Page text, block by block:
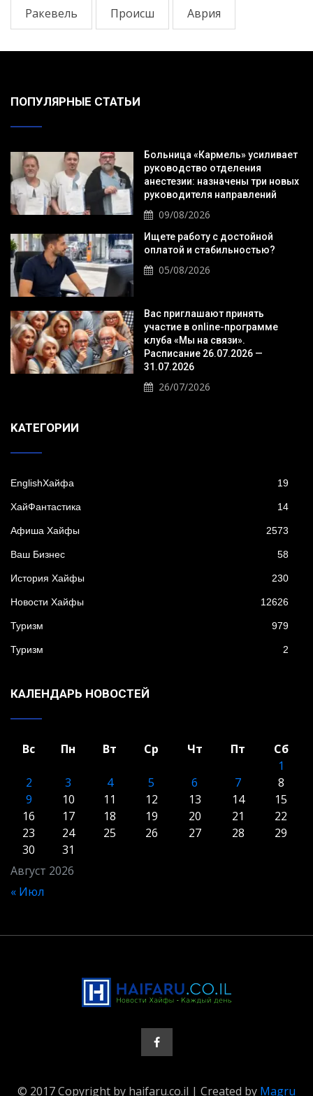
Ракевель Происш Аврия
ПОПУЛЯРНЫЕ СТАТЬИ
Больница «Кармель» усиливает
руководство отделения
анестезии: назначены три новых
руководителя направлений
09/08/2026
Ищете работу с достойной
оплатой и стабильностью?
05/08/2026
Вас приглашают принять
участие в online-программе
клуба «Мы на связи».
Расписание 26.07.2026 —
31.07.2026
26/07/2026
KАТЕГОРИИ
EnglishХайфа 19
XайФантастика 14
Афиша Хайфы 2573
Ваш Бизнес 58
История Хайфы 230
Новости Хайфы 12626
Туризм 979
Туризм 2
КАЛЕНДАРЬ НОВОСТЕЙ
Август 2026
Вс Пн Вт Ср Чт Пт
Сб
1
2
3 4 5 6 7
8
9
10 11 12 13 14
15
16
17 18 19 20 21
22
23
24 25 26 27 28
29
30
31
« Июл
© 2017 Copyright by haifaru.co.il | Created by Magru